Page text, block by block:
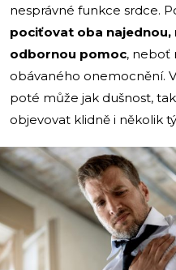
nesprávné funkce srdce.
pociťovat oba
odbornou pomoc, neboť
obávaného onemocnění.
poté může jak dušnost,
objevovat klidně i několik